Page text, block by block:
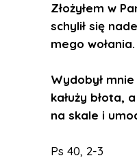
Złożyłem w
schylił się
mego wołania.
Wydobył mnie
kałuży błota,
na skale i
Ps 40, 2-3